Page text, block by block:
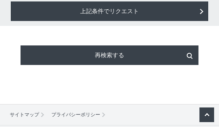
上記条件でリクエスト
再検索する
サイトマップ プライバシーポリシー